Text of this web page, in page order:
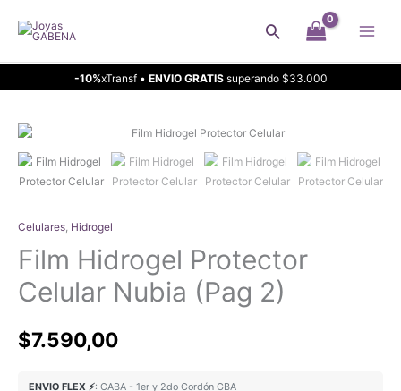
Buscar
-10%xTransf • ENVIO GRATISsuperando $33.000
Celulares, Hidrogel
Film Hidrogel Protector
Celular Nubia (Pag 2)
$7.590,00
ENVIO FLEX ⚡: CABA - 1er y 2do Cordón GBA